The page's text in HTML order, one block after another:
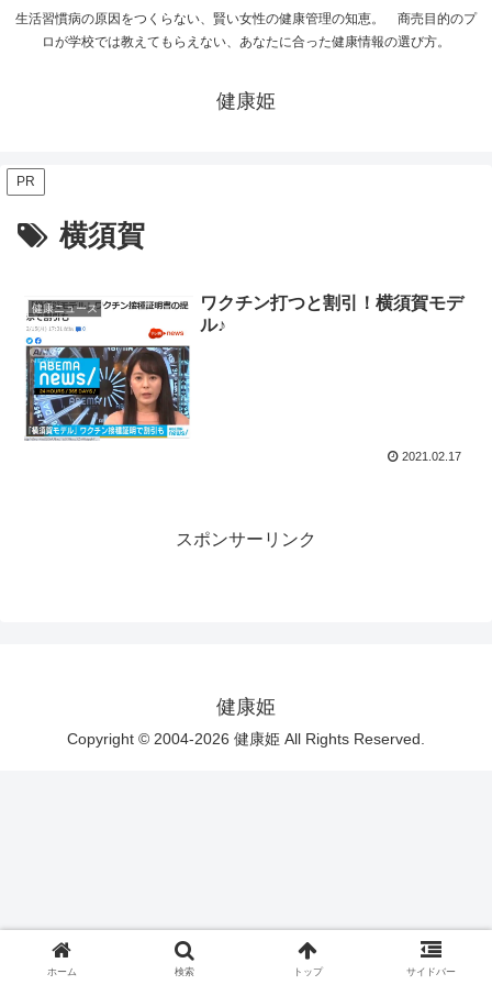
生活習慣病の原因をつくらない、賢い女性の健康管理の知恵。 商売目的のプ
ロが学校では教えてもらえない、あなたに合った健康情報の選び方。
健康姫
PR
横須賀
健康ニュース
ワクチン打つと割引！横須賀モデ
ル♪
2021.02.17
スポンサーリンク
健康姫
Copyright © 2004-2026 健康姫 All Rights Reserved.
ホーム 検索 トップ サイドバー